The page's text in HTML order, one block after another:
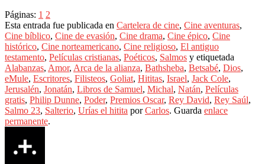
Páginas: 1 2
Esta entrada fue publicada en Cartelera de cine, Cine aventuras,
Cine bíblico, Cine de evasión, Cine drama, Cine épico, Cine
histórico, Cine norteamericano, Cine religioso, El antiguo
testamento, Películas cristianas, Poéticos, Salmos y etiquetada
Alabanzas, Amor, Arca de la alianza, Bathsheba, Betsabé, Dios,
eMule, Escritores, Filisteos, Goliat, Hititas, Israel, Jack Cole,
Jerusalén, Jonatán, Libros de Samuel, Michal, Natán, Películas
gratis, Philip Dunne, Poder, Premios Oscar, Rey David, Rey Saúl,
Salmo 23, Salterio, Urías el hitita porCarlos. Guarda enlace
permanente.